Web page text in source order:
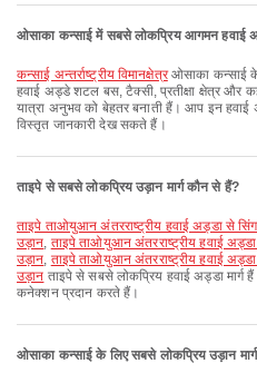
ओसाका कन्साई में सबसे लोकप्रिय आगमन हवाई
कन्साई अन्तर्राष्ट्रीय विमानक्षेत्रओसाका कन्साई
हवाई अड्डे शटल बस, टैक्सी, प्रतीक्षा क्षेत्र और
यात्रा अनुभव को बेहतर बनाती हैं। आप इन
विस्तृत जानकारी देख सकते हैं।
ताइपे से सबसे लोकप्रिय उड़ान मार्ग कौन से हैं?
ताइपे ताओयुआन अंतरराष्ट्रीय हवाई अड्डा से सिंगापुर चंगी अंतरराष्ट्रीय हवाई अड्डा तक की
उड़ान, ताइपे ताओयुआन अंतरराष्ट्रीय हवाई अड्डा
उड़ान, ताइपे ताओयुआन अंतरराष्ट्रीय हवाई अड्डा
उड़ान ताइपे से सबसे लोकप्रिय हवाई अड्डा मार्ग
कनेक्शन प्रदान करते हैं।
ओसाका कन्साई के लिए सबसे लोकप्रिय उड़ान